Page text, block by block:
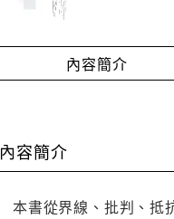
內容簡介
內容簡介
本書從界線、批判、抵